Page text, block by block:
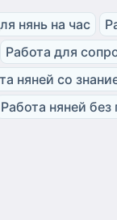
нянь на час
Работа для
няней со
Работа няней